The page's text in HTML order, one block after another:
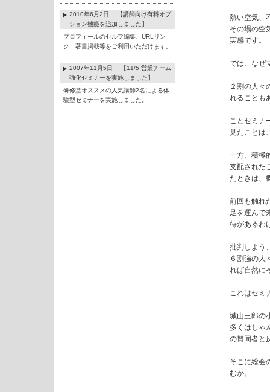
2010年6月2日 【講師向け有料オプ
ション機能を追加しました】
プロフィールのセルフ編集、URLリン
ク、著書掲載等をご利用いただけます。
2007年11月5日 【11/5 営業チーム
強化セミナーを実施しました】
研修堂オススメの人気講師2名による体
験型セミナーを実施しました。
熱い空気、
その場の空
実感です。
では、なぜ
２割の人々
れることも
ことセミナ
見たことは
一方、積極
支配された
たときは、
前回も触れ
足を運んで
待があるわ
批判しよう
６割強の人
れば自然に
これはセミ
城山三郎の
多くはしゃ
の賛同者と
そこに総会
むか。